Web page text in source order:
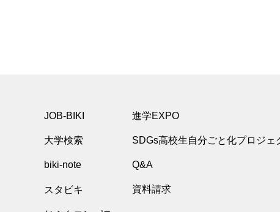
JOB-BIKI
大学検索
biki-note
スタビキ
進学EXPO
SDGs高校生自分ごと化プロジェ
Q&A
資料請求